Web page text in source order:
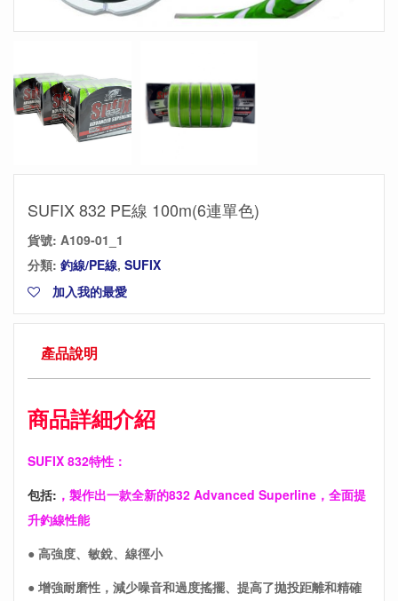
SUFIX 832 PE線 100m(6連單色)
貨號: A109-01_1
分類: 釣線/PE線, SUFIX
加入我的最愛
產品說明
商品詳細介紹
SUFIX 832特性：
包括: ，製作出一款全新的832 Advanced Superline，全面提
升釣線性能
● 高強度、敏銳、線徑小
● 增強耐磨性，減少噪音和過度搖擺、提高了拋投距離和精確